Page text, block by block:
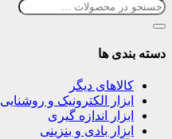
دسته بندی ها
کالاهای دیگر
ابزار الکترونیک و روشنایی
ابزار اندازه گیری
ابزار بادی و بنزینی